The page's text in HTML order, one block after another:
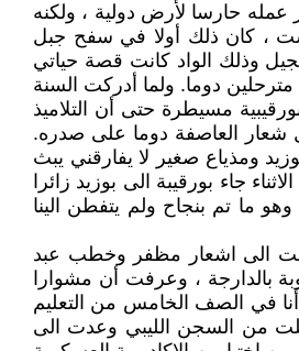
حارسا لأرض دولية ، ولكنه
، كان ذلك أولا في سفح جبل
وذلك الواد كانت قصة حياتي
دوما. ولما أدركت السنة
مسيطرة حتى أن التلاميذ
شعار العاصفة دوما على صدره.
ومذياع صغير لا يفارقني يبث
جاء بورقيبة الى بوزيد زائرا
ما تم بنجاح ولم يتفطن الينا
الى اشعار مظفر وخطب عبد
بالدارجة ، وعرفت أن مشوارا
في الصف الخامس من التعليم
من السجن الليبي وعدت الى